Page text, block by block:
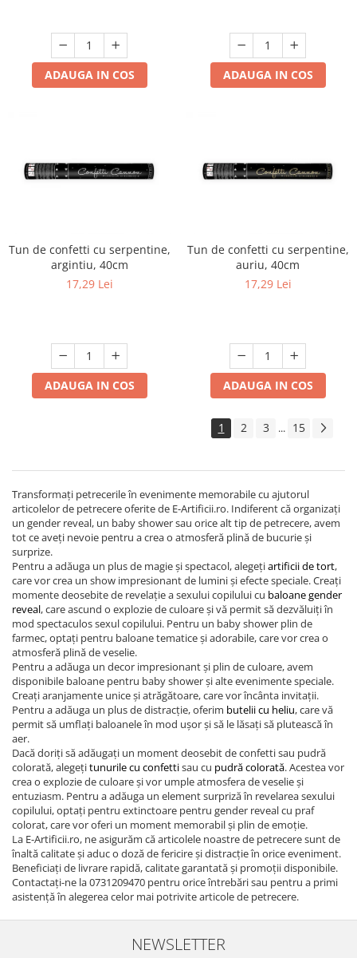
ADAUGA IN COS ADAUGA IN COS
Tun de confetti cu serpentine,
argintiu, 40cm
17,29 Lei
ADAUGA IN COS
Tun de confetti cu serpentine,
auriu, 40cm
17,29 Lei
ADAUGA IN COS
1 2 3 ... 15
Transformați petrecerile în evenimente memorabile cu ajutorul
articolelor de petrecere oferite de E-Artificii.ro. Indiferent că organizați
un gender reveal, un baby shower sau orice alt tip de petrecere, avem
tot ce aveți nevoie pentru a crea o atmosferă plină de bucurie și
surprize.
Pentru a adăuga un plus de magie și spectacol, alegețiartificii de tort,
care vor crea un show impresionant de lumini și efecte speciale. Creați
momente deosebite de revelație a sexului copilului cu baloane gender
reveal, care ascund o explozie de culoare și vă permit să dezvăluiți în
mod spectaculos sexul copilului. Pentru un baby shower plin de
farmec, optați pentru baloane tematice și adorabile, care vor crea o
atmosferă plină de veselie.
Pentru a adăuga un decor impresionant și plin de culoare, avem
disponibile baloane pentru baby shower și alte evenimente speciale.
Creați aranjamente unice și atrăgătoare, care vor încânta invitații.
Pentru a adăuga un plus de distracție, oferim butelii cu heliu, care vă
permit să umflați baloanele în mod ușor și să le lăsați să plutească în
aer.
Dacă doriți să adăugați un moment deosebit de confetti sau pudră
colorată, alegețitunurile cu confettisau cu pudră colorată. Acestea vor
crea o explozie de culoare și vor umple atmosfera de veselie și
entuziasm. Pentru a adăuga un element surpriză în revelarea sexului
copilului, optați pentru extinctoare pentru gender reveal cu praf
colorat, care vor oferi un moment memorabil și plin de emoție.
La E-Artificii.ro, ne asigurăm că articolele noastre de petrecere sunt de
înaltă calitate și aduc o doză de fericire și distracție în orice eveniment.
Beneficiați de livrare rapidă, calitate garantată și promoții disponibile.
Contactați-ne la 0731209470 pentru orice întrebări sau pentru a primi
asistență în alegerea celor mai potrivite articole de petrecere.
NEWSLETTER